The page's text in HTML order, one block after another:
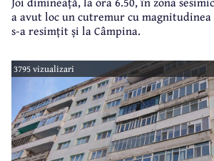
a avut loc un cutremur cu
s-a resimțit și la Câmpina.
3795 vizualizari